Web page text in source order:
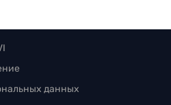
данных